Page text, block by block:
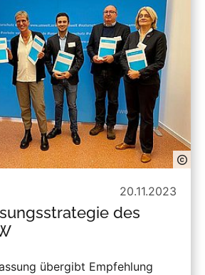
20.11.2023
des
übergibt Empfehlung